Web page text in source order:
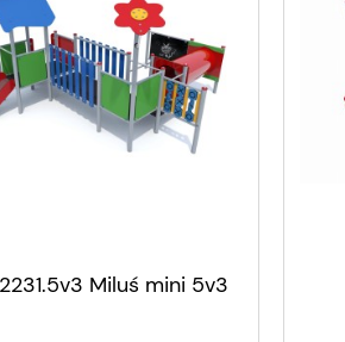
Miluś mini 5v3